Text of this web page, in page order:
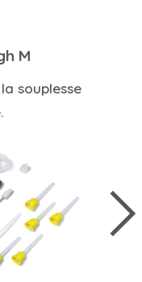
M
souplesse